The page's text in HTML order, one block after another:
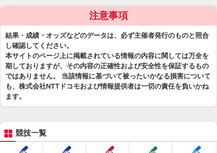
注意事項
結果・成績・オッズなどのデータは、必ず主催者発行のものと照合
し確認してください。
本サイトのページ上に掲載されている情報の内容に関しては万全を
期しておりますが、その内容の正確性および安全性を保証するもの
ではありません。 当該情報に基づいて被ったいかなる損害について
も、株式会社NTTドコモおよび情報提供者は一切の責任を負いかね
ます。
競技一覧